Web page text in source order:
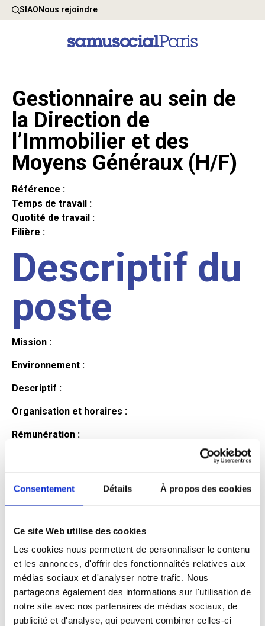
Consentement Détails À propos des cookies
Ce site Web utilise des cookies
Les cookies nous permettent de personnaliser le contenu
et les annonces, d'offrir des fonctionnalités relatives aux
médias sociaux et d'analyser notre trafic. Nous
partageons également des informations sur l'utilisation de
notre site avec nos partenaires de médias sociaux, de
publicité et d'analyse, qui peuvent combiner celles-ci
SIAONous rejoindre
Gestionnaire au sein de
la Direction de
l’Immobilier et des
Moyens Généraux (H/F)
Référence :
Temps de travail :
Quotité de travail :
Filière :
Descriptif du
poste
Mission :
Environnement :
Descriptif :
Organisation et horaires :
Rémunération :
Profil du
candidat
Qualifications et diplômes :
Profil recherché :